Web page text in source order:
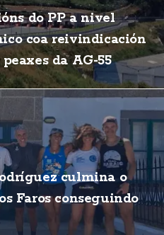
do PP a nivel
coa reivindicación
da AG-55
culmina o
Faros conseguindo